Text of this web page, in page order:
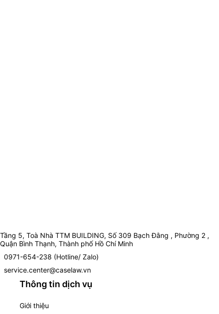
Tầng 5, Toà Nhà TTM BUILDING, Số 309 Bạch Đằng , Phường 2 ,
Quận Bình Thạnh, Thành phố Hồ Chí Minh
0971-654-238 (Hotline/ Zalo)
service.center@caselaw.vn
Thông tin dịch vụ
Giới thiệu